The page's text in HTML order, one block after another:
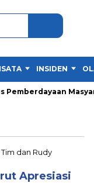
INSIDEN
Apresiasi